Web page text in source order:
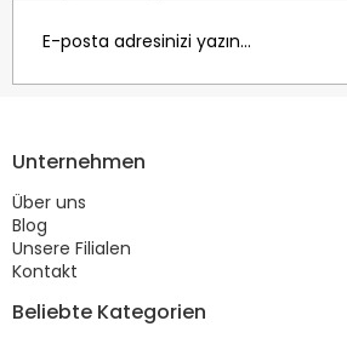
Unternehmen
Über uns
Blog
Unsere Filialen
Kontakt
Beliebte Kategorien